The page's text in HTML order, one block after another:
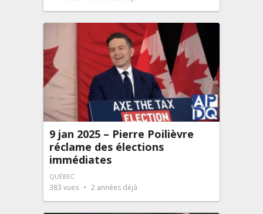
9 jan 2025 – Pierre Poilièvre
réclame des élections
immédiates
QUÉBEC
383 vues 2 années déjà